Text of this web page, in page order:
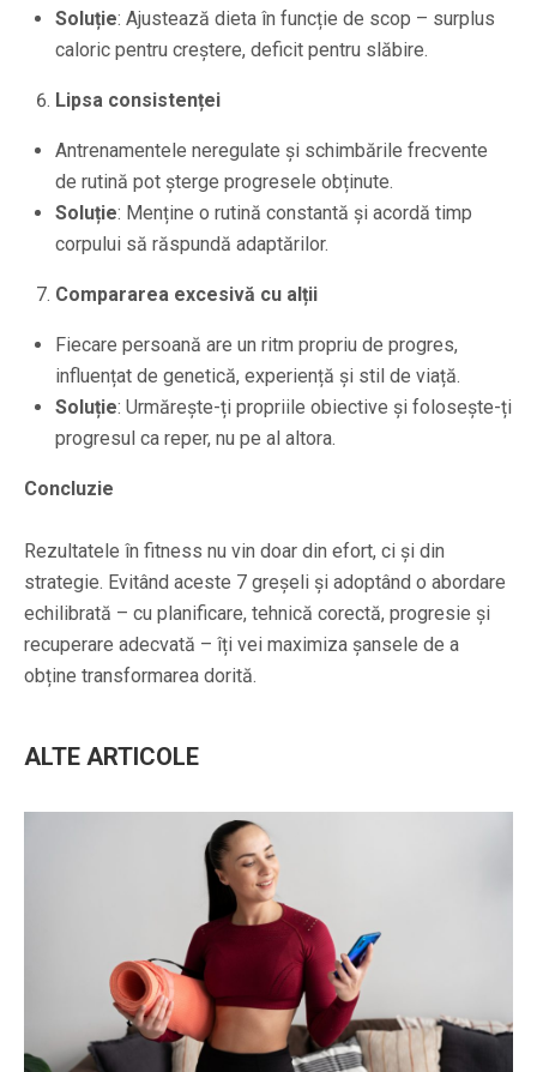
Soluție: Ajustează dieta în funcție de scop – surplus
caloric pentru creștere, deficit pentru slăbire.
Lipsa consistenței
Antrenamentele neregulate și schimbările frecvente
de rutină pot șterge progresele obținute.
Soluție: Menține o rutină constantă și acordă timp
corpului să răspundă adaptărilor.
Compararea excesivă cu alții
Fiecare persoană are un ritm propriu de progres,
influențat de genetică, experiență și stil de viață.
Soluție: Urmărește-ți propriile obiective și folosește-ți
progresul ca reper, nu pe al altora.
Concluzie
Rezultatele în fitness nu vin doar din efort, ci și din
strategie. Evitând aceste 7 greșeli și adoptând o abordare
echilibrată – cu planificare, tehnică corectă, progresie și
recuperare adecvată – îți vei maximiza șansele de a
obține transformarea dorită.
ALTE ARTICOLE